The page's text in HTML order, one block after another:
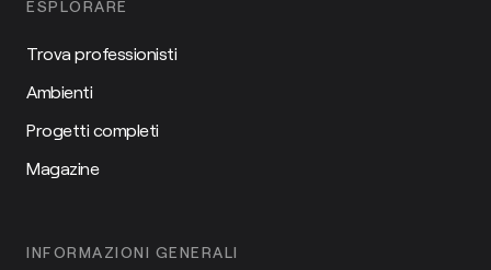
ESPLORARE
Trova professionisti
Ambienti
Progetti completi
Magazine
INFORMAZIONI GENERALI